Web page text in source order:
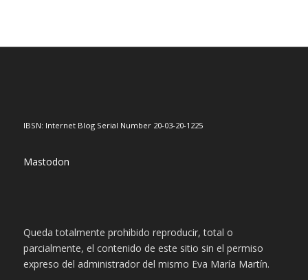
IBSN: Internet Blog Serial Number 20-03-20-1225
Mastodon
Queda totalmente prohibido reproducir, total o
parcialmente, el contenido de este sitio sin el permiso
expreso del administrador del mismo Eva María Martín.